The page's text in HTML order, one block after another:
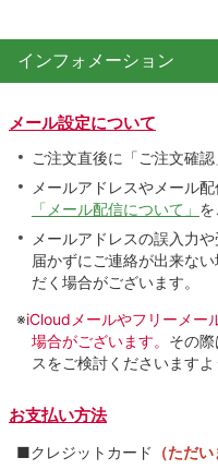
インフォメーション
メール設定について
ご注文直後に「ご注文確
メールアドレスやメール
「メール配信について」 を
メールアドレスの誤入力
届かずにご連絡が出来な
だく場合がございます。
※iCloudメールやフリーメー
場合がございます。 その
スをご検討くださいますよ
お支払い方法
■クレジットカード （ただ